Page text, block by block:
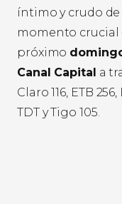
íntimo y crudo
momento crucial
próximo
Canal Capital a
Claro 116, ETB
TDT y Tigo 105.